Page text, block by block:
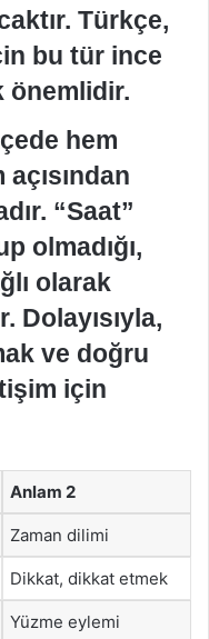
Türkçe,
bu tür ince
önemlidir.
hem
“Saat”
olmadığı,
olarak
Dolayısıyla,
ve doğru
için
Anlam 2
Zaman dilimi
Dikkat, dikkat etmek
Yüzme eylemi